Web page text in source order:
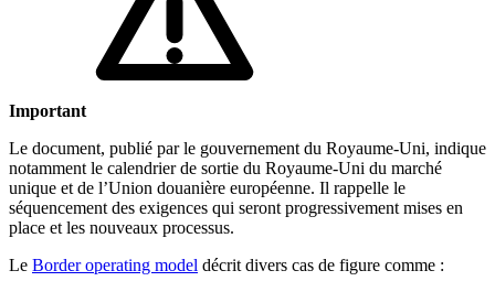
Important
Le document, publié par le gouvernement du Royaume-Uni, indique
notamment le calendrier de sortie du Royaume-Uni du marché
unique et de l’Union douanière européenne. Il rappelle le
séquencement des exigences qui seront progressivement mises en
place et les nouveaux processus.
Le Border operating model décrit divers cas de figure comme :